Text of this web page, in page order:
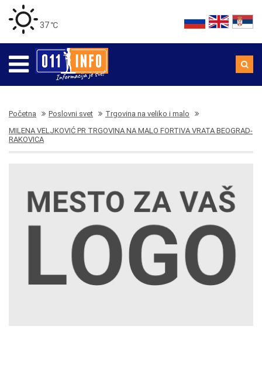
37 ℃
Početna Poslovni svet
Trgovina na veliko i malo
MILENA VELJKOVIĆ PR TRGOVINA NA MALO FORTIVA VRATA BEOGRAD-
RAKOVICA